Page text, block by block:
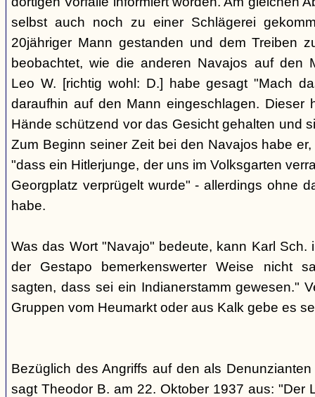
selbst auch noch zu einer Schlägerei
20jähriger Mann gestanden und dem Treiben
beobachtet, wie die anderen Navajos auf den
Leo W. [richtig wohl: D.] habe gesagt "Mach
daraufhin auf den Mann eingeschlagen. Dieser
Hände schützend vor das Gesicht gehalten und
Zum Beginn seiner Zeit bei den Navajos habe
"dass ein Hitlerjunge, der uns im Volksgarten
Georgplatz verprügelt wurde" - allerdings ohne
habe.
Was das Wort "Navajo" bedeute, kann Karl Sch.
der Gestapo bemerkenswerter Weise nicht
sagten, dass sei ein Indianerstamm gewesen."
Gruppen vom Heumarkt oder aus Kalk gebe es
Bezüglich des Angriffs auf den als
sagt Theodor B. am 22. Oktober 1937 aus: "Der